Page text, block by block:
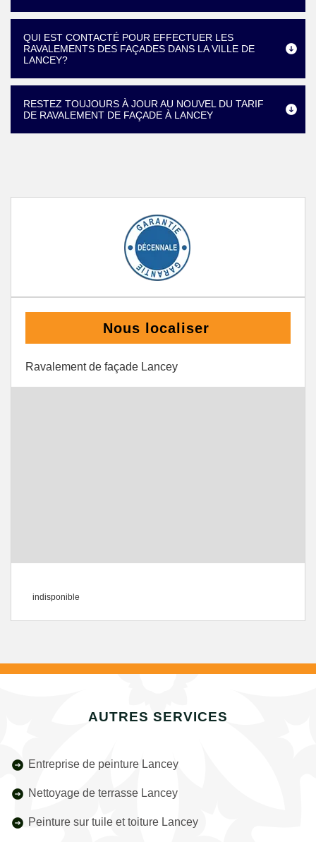
QUI EST CONTACTÉ POUR EFFECTUER LES
RAVALEMENTS DES FAÇADES DANS LA VILLE DE
LANCEY?
RESTEZ TOUJOURS À JOUR AU NOUVEL DU TARIF
DE RAVALEMENT DE FAÇADE À LANCEY
Nous localiser
Ravalement de façade Lancey
indisponible
AUTRES SERVICES
Entreprise de peinture Lancey
Nettoyage de terrasse Lancey
Peinture sur tuile et toiture Lancey